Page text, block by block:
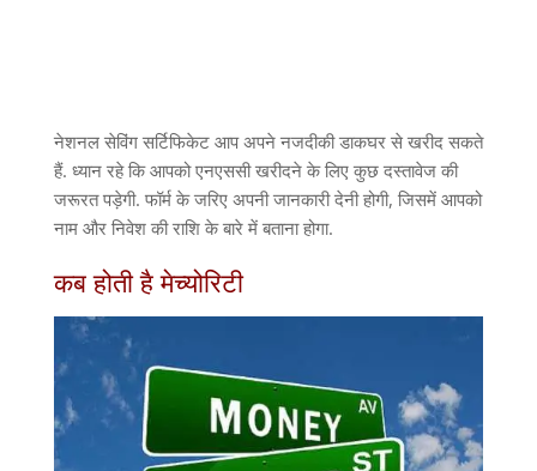
नेशनल सेविंग सर्टिफिकेट आप अपने नजदीकी डाकघर से खरीद सकते
हैं. ध्यान रहे कि आपको एनएससी खरीदने के लिए कुछ दस्तावेज की
जरूरत पड़ेगी. फॉर्म के जरिए अपनी जानकारी देनी होगी, जिसमें आपको
नाम और निवेश की राशि के बारे में बताना होगा.
कब होती है मेच्योरिटी